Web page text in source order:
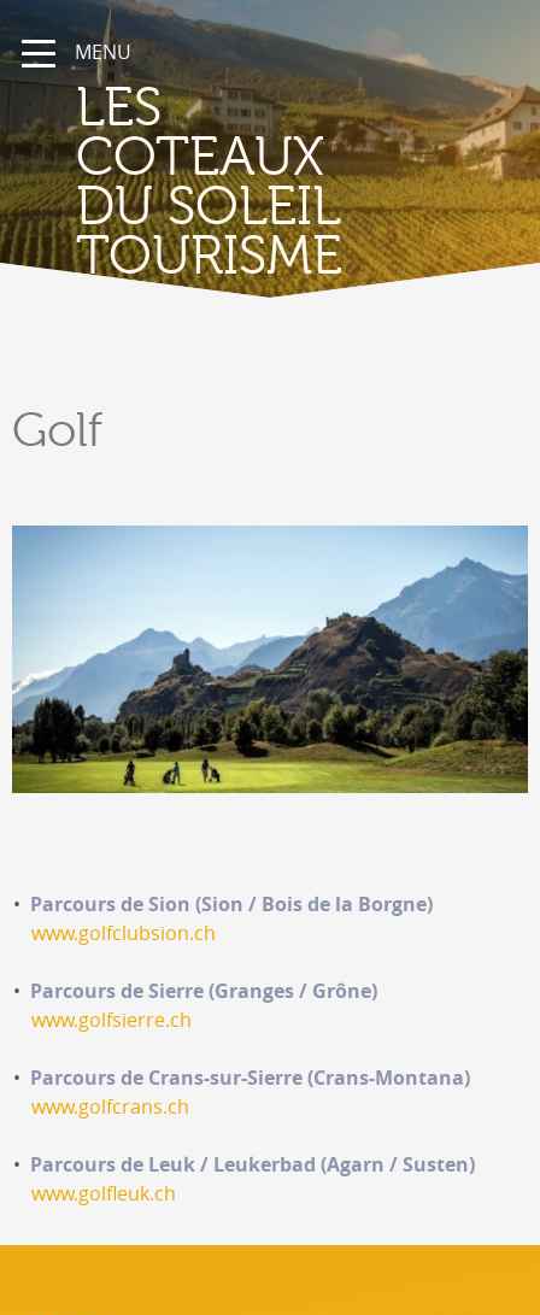
MENU
LES
COTEAUX
DU SOLEIL
TOURISME
Golf
Parcours de Sion (Sion / Bois de la Borgne)
www.golfclubsion.ch
Parcours de Sierre (Granges / Grône)
www.golfsierre.ch
Parcours de Crans-sur-Sierre (Crans-Montana)
www.golfcrans.ch
Parcours de Leuk / Leukerbad (Agarn / Susten)
www.golfleuk.ch